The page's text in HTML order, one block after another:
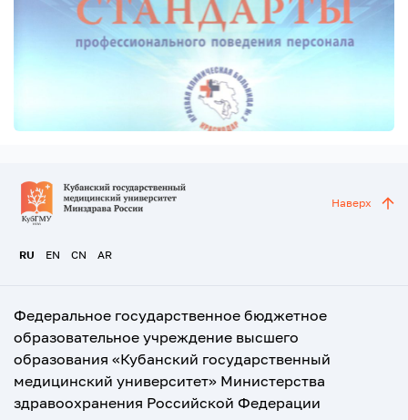
RU EN CN AR
Наверх
Федеральное государственное бюджетное
образовательное учреждение высшего
образования «Кубанский государственный
медицинский университет» Министерства
здравоохранения Российской Федерации